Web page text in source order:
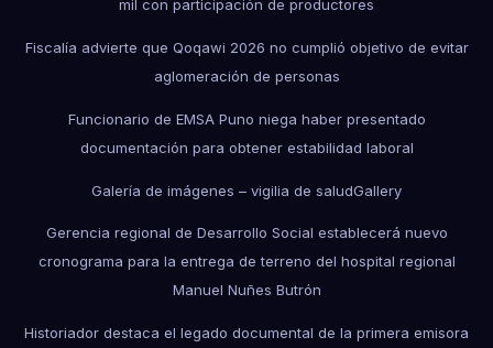
mil con participación de productores
Fiscalía advierte que Qoqawi 2026 no cumplió objetivo de evitar
aglomeración de personas
Funcionario de EMSA Puno niega haber presentado
documentación para obtener estabilidad laboral
Galería de imágenes – vigilia de saludGallery
Gerencia regional de Desarrollo Social establecerá nuevo
cronograma para la entrega de terreno del hospital regional
Manuel Nuñes Butrón
Historiador destaca el legado documental de la primera emisora